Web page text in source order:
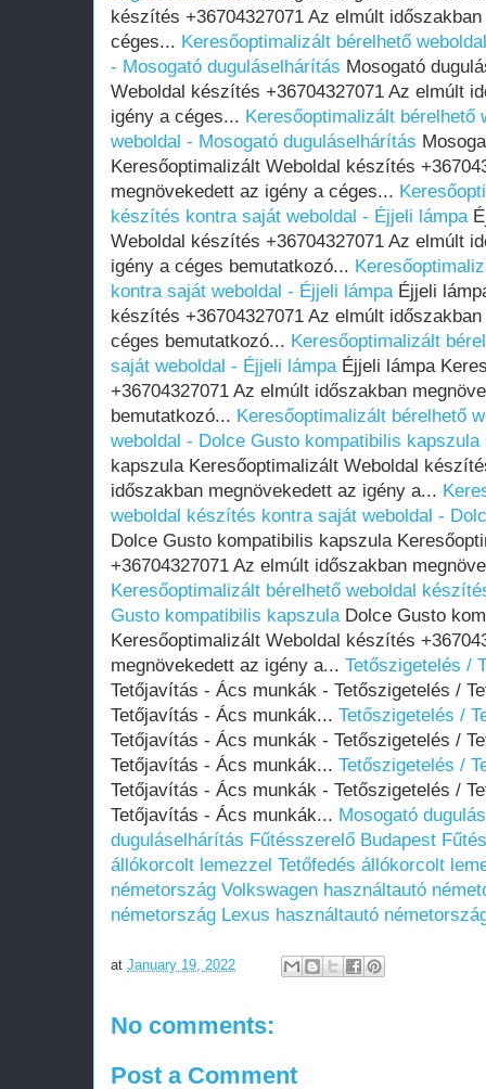
készítés +36704327071 Az elmúlt
céges... Keresőoptimalizált bérelhető
- Mosogató duguláselhárítás Mosogató
Weboldal készítés +36704327071 Az elmúlt
igény a céges... Keresőoptimalizált
weboldal - Mosogató duguláselhárítás
Keresőoptimalizált Weboldal készítés
megnövekedett az igény a céges...
készítés kontra saját weboldal - Éjjeli lámpa
Weboldal készítés +36704327071 Az elmúlt
igény a céges bemutatkozó...
kontra saját weboldal - Éjjeli lámpaÉjjeli
készítés +36704327071 Az elmúlt
céges bemutatkozó... Keresőoptimalizált
saját weboldal - Éjjeli lámpaÉjjeli lámpa
+36704327071 Az elmúlt időszakban
bemutatkozó... Keresőoptimalizált bérelhető
weboldal - Dolce Gusto kompatibilis kapszula
kapszula Keresőoptimalizált Weboldal
időszakban megnövekedett az igény a...
weboldal készítés kontra saját weboldal -
Dolce Gusto kompatibilis kapszula
+36704327071 Az elmúlt időszakban
Keresőoptimalizált bérelhető weboldal
Gusto kompatibilis kapszulaDolce Gusto
Keresőoptimalizált Weboldal készítés
megnövekedett az igény a... Tetőszigetelés /
Tetőjavítás - Ács munkák - Tetőszigetelés /
Tetőjavítás - Ács munkák... Tetőszigetelés /
Tetőjavítás - Ács munkák - Tetőszigetelés /
Tetőjavítás - Ács munkák... Tetőszigetelés /
Tetőjavítás - Ács munkák - Tetőszigetelés /
Tetőjavítás - Ács munkák... Mosogató
duguláselhárítás Fűtésszerelő Budapest
állókorcolt lemezzel Tetőfedés állókorcolt
németország Volkswagen használtautó
németország Lexus használtautó
at January 19, 2022
No comments:
Post a Comment